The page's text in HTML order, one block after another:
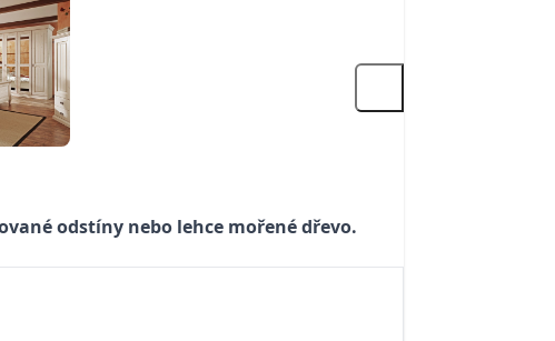
odstíny nebo lehce mořené dřevo.